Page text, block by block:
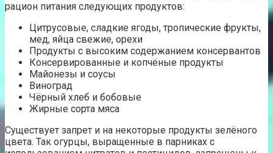
рацион питания следующих продуктов:
Цитрусовые, сладкие ягоды, тропические фрукты,
мед, яйца свежие, орехи
Продукты с высоким содержанием консервантов
Консервированные и копчёные продукты
Майонезы и соусы
Виноград
Чёрный хлеб и бобовые
Жирные сорта мяса
Существует запрет и на некоторые продукты зелёного
цвета. Так огурцы, выращенные в парниках с